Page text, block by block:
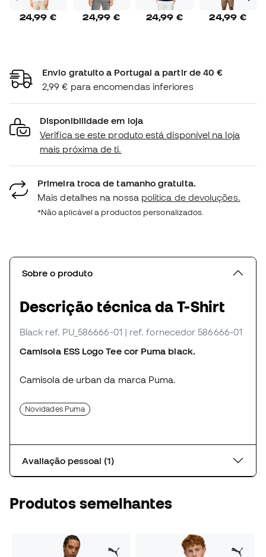
24,99 € 24,99 € 24,99 € 24,99 €
Envio gratuito a Portugal a partir de 40 €
2,99 € para encomendas inferiores
Disponibilidade em loja
Verifica se este produto está disponível na loja
mais próxima de ti.
Primeira troca de tamanho gratuita.
Mais detalhes na nossa política de devoluções.
*Não aplicável a productos personalizados.
Sobre o produto
Descrição técnica da T-Shirt
Black ref. PU_586666-01 | ref. fornecedor 586666-01
Camisola ESS Logo Tee cor Puma black.
Camisola de urban da marca Puma.
Novidades Puma
Avaliação pessoal (1)
Produtos semelhantes